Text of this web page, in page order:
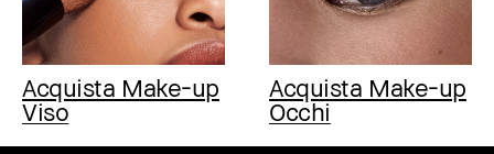
Acquista Make-up
Viso
Acquista Make-up
Occhi